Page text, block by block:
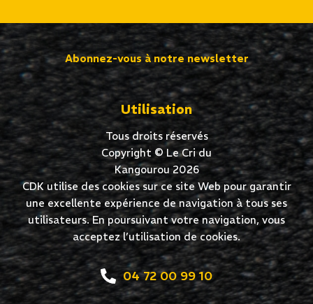
Abonnez-vous à notre newsletter
Utilisation
Tous droits réservés
Copyright © Le Cri du
Kangourou 2026
CDK utilise des cookies sur ce site Web pour garantir
une excellente expérience de navigation à tous ses
utilisateurs. En poursuivant votre navigation, vous
acceptez l’utilisation de cookies.
04 72 00 99 10